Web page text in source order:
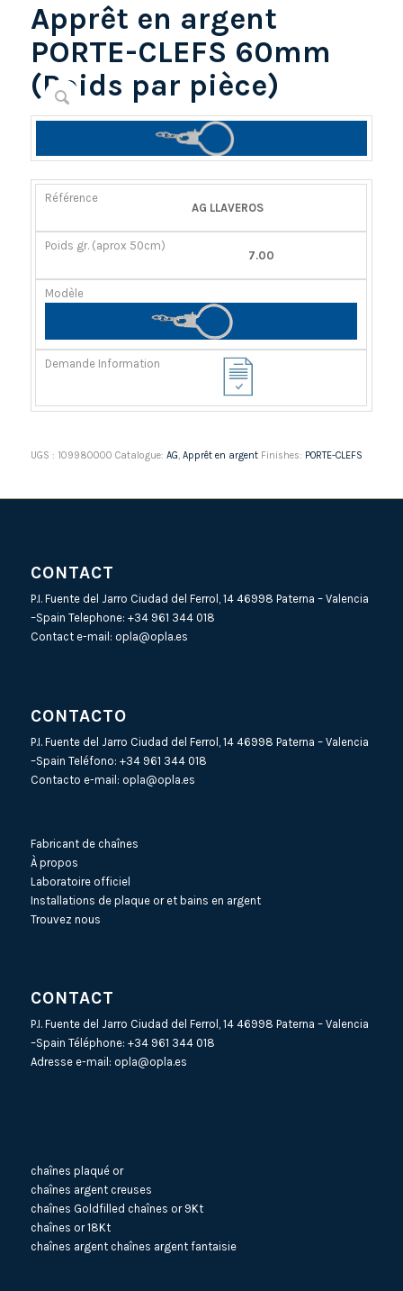
Apprêt en argent
PORTE-CLEFS 60mm
(Poids par pièce)
RÉFÉRENCE
(APROX
MODÈLE
AG LLAVEROS
7.00
UGS : 109980000 Catalogue: AG Apprêt en argent Finishes: PORTE-CLEFS
CONTACT
P.I. Fuente del Jarro Ciudad del Ferrol, 14 46998 Paterna – Valencia
–Spain Telephone: +34 961 344 018
Contact e-mail: opla@opla.es
CONTACTO
P.I. Fuente del Jarro Ciudad del Ferrol, 14 46998 Paterna – Valencia
–Spain Teléfono: +34 961 344 018
Contacto e-mail: opla@opla.es
Fabricant de chaînes
À propos
Laboratoire officiel
Installations de plaque or et bains en argent
Trouvez nous
CONTACT
P.I. Fuente del Jarro Ciudad del Ferrol, 14 46998 Paterna – Valencia
–Spain Téléphone: +34 961 344 018
Adresse e-mail: opla@opla.es
chaînes plaqué or
chaînes argent creuses
chaînes Goldfilled chaînes or 9Kt
chaînes or 18Kt
chaînes argent chaînes argent fantaisie